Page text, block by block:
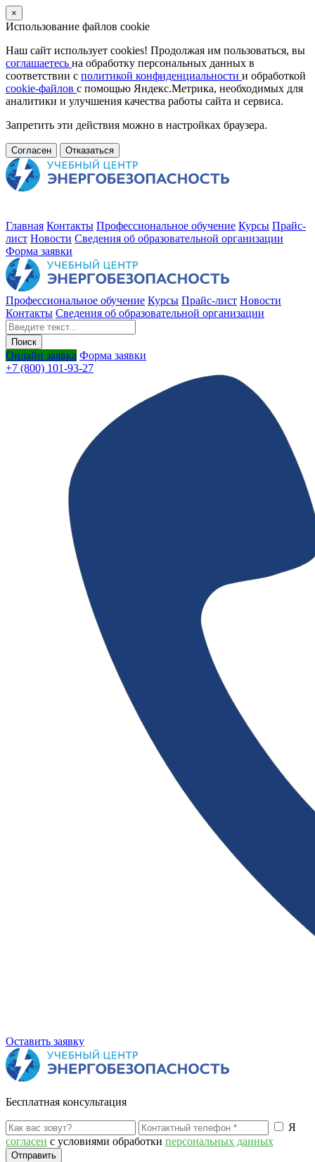
×
Использование файлов cookie
Наш сайт использует cookies! Продолжая им пользоваться, вы
соглашаетесь на обработку персональных данных в
соответствии с политикой конфиденциальности и обработкой
cookie-файлов с помощью Яндекс.Метрика, необходимых для
аналитики и улучшения качества работы сайта и сервиса.
Запретить эти действия можно в настройках браузера.
Согласен Отказаться
Главная Контакты Профессиональное обучение Курсы Прайс-
лист Новости Cведения об образовательной организации
Форма заявки
Профессиональное обучение Курсы Прайс-лист Новости
Контакты Cведения об образовательной организации
Онлайн заявка Форма заявки
+7 (800) 101-93-27
Оставить заявку
Бесплатная консультация
Я
согласен с условиями обработки персональных данных